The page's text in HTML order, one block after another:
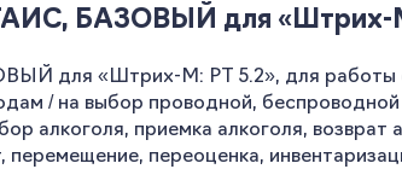
БАЗОВЫЙ для «Штрих-
для «Штрих-М: РТ 5.2», для работы
/ на выбор проводной,
алкоголя, приемка алкоголя, возврат
перемещение, переоценка,